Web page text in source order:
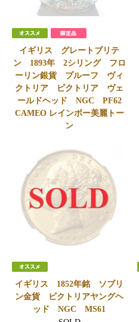
イギリス グレートブリテ
ン 1893年 2シリング フロ
ーリン銀貨 プルーフ ヴィ
クトリア ビクトリア ヴェ
ールドヘッド NGC PF62
CAMEO レインボー美麗トー
ン
イギリス 1852年銘 ソブリ
ン金貨 ビクトリアヤングヘ
ッド NGC MS61